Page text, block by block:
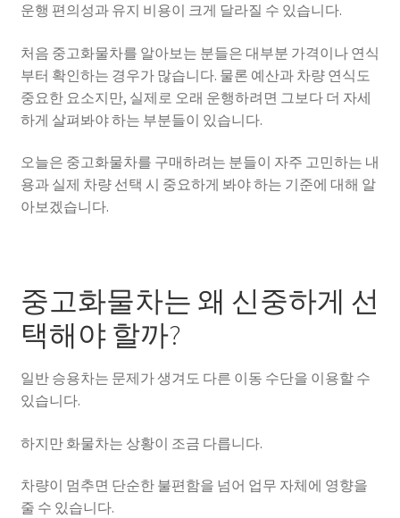
운행 편의성과 유지 비용이 크게 달라질 수 있습니다.
처음 중고화물차를 알아보는 분들은 대부분 가격이나 연식
부터 확인하는 경우가 많습니다. 물론 예산과 차량 연식도
중요한 요소지만, 실제로 오래 운행하려면 그보다 더 자세
하게 살펴봐야 하는 부분들이 있습니다.
오늘은 중고화물차를 구매하려는 분들이 자주 고민하는 내
용과 실제 차량 선택 시 중요하게 봐야 하는 기준에 대해 알
아보겠습니다.
중고화물차는 왜 신중하게 선
택해야 할까?
일반 승용차는 문제가 생겨도 다른 이동 수단을 이용할 수
있습니다.
하지만 화물차는 상황이 조금 다릅니다.
차량이 멈추면 단순한 불편함을 넘어 업무 자체에 영향을
줄 수 있습니다.